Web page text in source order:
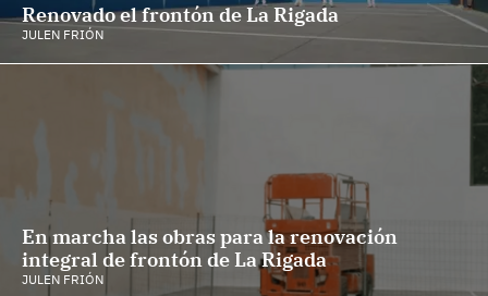
Renovado el frontón de La Rigada
JULEN FRIÓN
En marcha las obras para la renovación
integral de frontón de La Rigada
JULEN FRIÓN